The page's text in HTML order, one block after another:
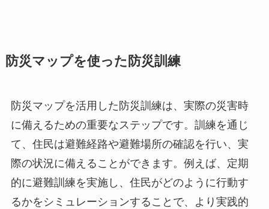
防災マップを使った防災訓練
防災マップを活用した防災訓練は、実際の災害時
に備えるための重要なステップです。訓練を通じ
て、住民は避難経路や避難場所の確認を行い、実
際の状況に備えることができます。例えば、定期
的に避難訓練を実施し、住民がどのように行動す
るかをシミュレーションすることで、より実践的